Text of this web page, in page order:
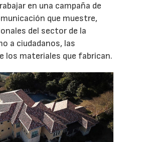
en una campaña de
que muestre,
del sector de la
a ciudadanos, las
los materiales que fabrican.